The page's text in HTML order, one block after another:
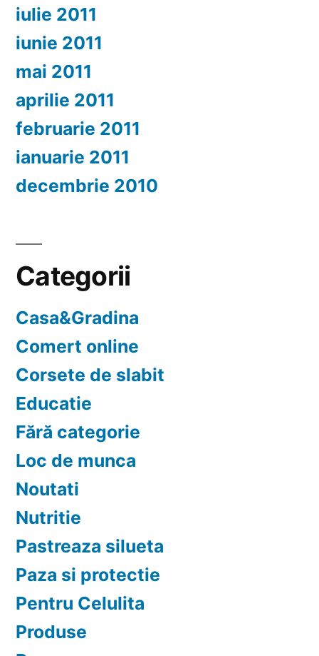
iulie 2011
iunie 2011
mai 2011
aprilie 2011
februarie 2011
ianuarie 2011
decembrie 2010
Categorii
Casa&Gradina
Comert online
Corsete de slabit
Educatie
Fără categorie
Loc de munca
Noutati
Nutritie
Pastreaza silueta
Paza si protectie
Pentru Celulita
Produse